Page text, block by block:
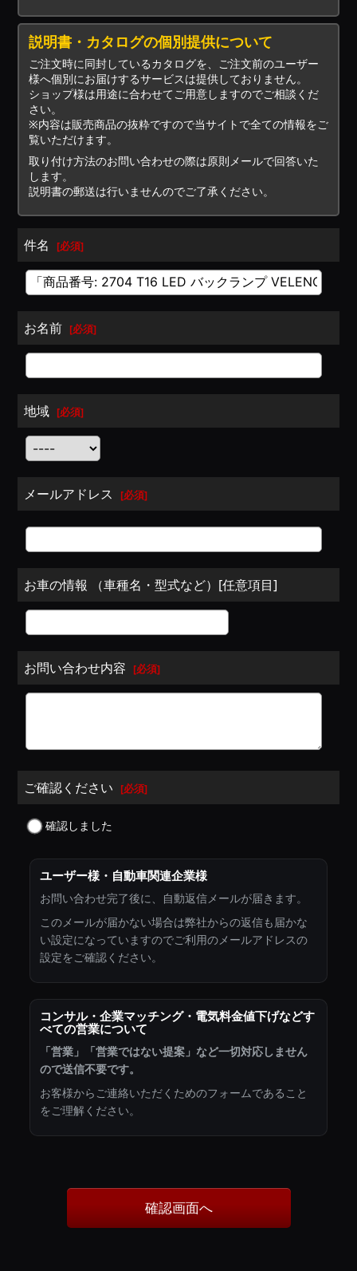
説明書・カタログの個別提供について
ご注文時に同封しているカタログを、ご注文前のユーザー
様へ個別にお届けするサービスは提供しておりません。
ショップ様は用途に合わせてご用意しますのでご相談くだ
さい。
※内容は販売商品の抜粋ですので当サイトで全ての情報をご
覧いただけます。
取り付け方法のお問い合わせの際は原則メールで回答いた
します。
説明書の郵送は行いませんのでご了承ください。
件名 [必須]
お名前 [必須]
地域 [必須]
メールアドレス [必須]
お車の情報 （車種名・型式など）[任意項目]
お問い合わせ内容 [必須]
ご確認ください [必須]
確認しました
ユーザー様・自動車関連企業様
お問い合わせ完了後に、自動返信メールが届きます。
このメールが届かない場合は弊社からの返信も届かな
い設定になっていますのでご利用のメールアドレスの
設定をご確認ください。
コンサル・企業マッチング・電気料金値下げなどす
べての営業について
「営業」「営業ではない提案」など一切対応しません
ので送信不要です。
お客様からご連絡いただくためのフォームであること
をご理解ください。
確認画面へ